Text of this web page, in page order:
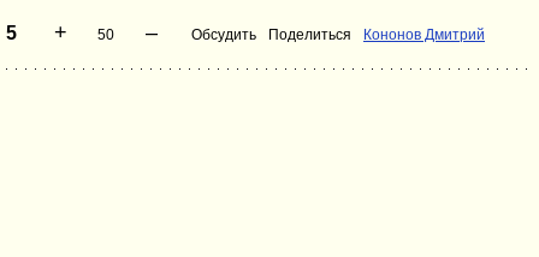
5 + 50 – Обсудить Поделиться Кононов Дмитрий